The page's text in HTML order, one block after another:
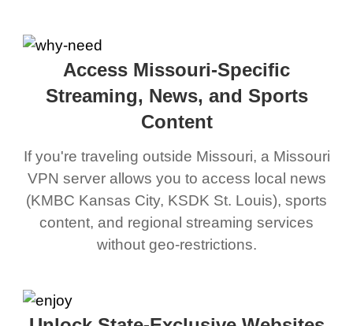
Access Missouri-Specific
Streaming, News, and Sports
Content
If you're traveling outside Missouri, a Missouri
VPN server allows you to access local news
(KMBC Kansas City, KSDK St. Louis), sports
content, and regional streaming services
without geo-restrictions.